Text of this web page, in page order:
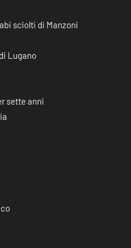
sciolti di Manzoni
Lugano
sette anni